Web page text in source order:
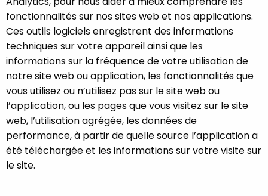
fonctionnalités sur nos sites web et nos applications.
Ces outils logiciels enregistrent des informations
techniques sur votre appareil ainsi que les
informations sur la fréquence de votre utilisation de
notre site web ou application, les fonctionnalités que
vous utilisez ou n’utilisez pas sur le site web ou
l’application, ou les pages que vous visitez sur le site
web, l’utilisation agrégée, les données de
performance, à partir de quelle source l’application a
été téléchargée et les informations sur votre visite sur
le site.